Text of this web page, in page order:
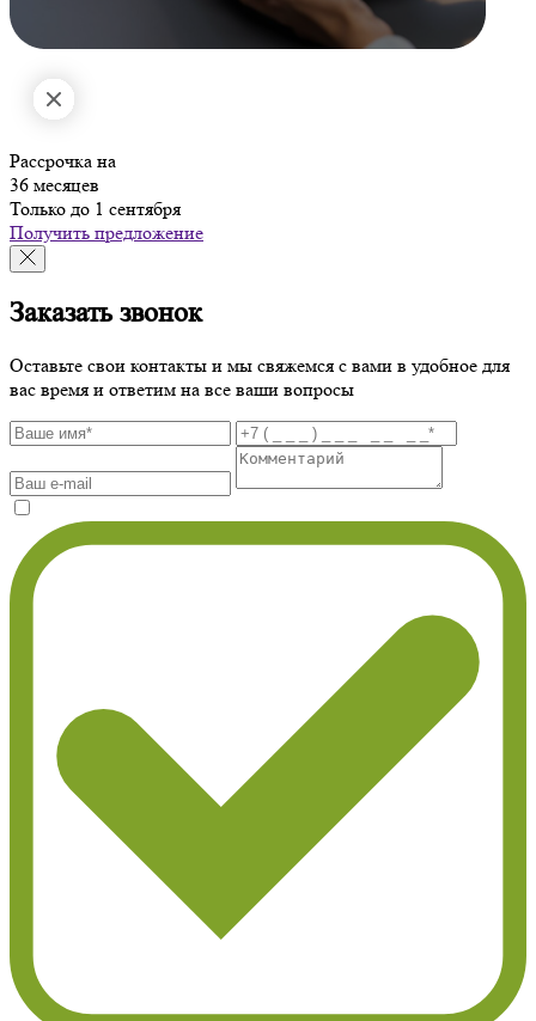
Рассрочка на
36 месяцев
Только до 1 сентября
Получить предложение
Заказать звонок
Оставьте свои контакты и мы свяжемся с вами в удобное для
вас время и ответим на все ваши вопросы